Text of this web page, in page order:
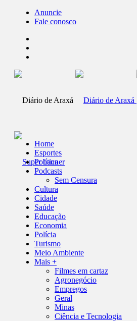
Anuncie
Fale conosco
Home
Esportes
Política
Podcasts
Sem Censura
Cultura
Cidade
Saúde
Educação
Economia
Polícia
Turismo
Meio Ambiente
Mais +
Filmes em cartaz
Agronegócio
Empregos
Geral
Minas
Ciência e Tecnologia